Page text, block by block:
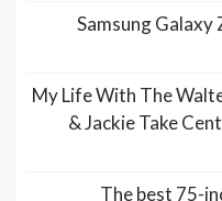
Samsung Galaxy
My Life With The
& Jackie Take
The best 75-